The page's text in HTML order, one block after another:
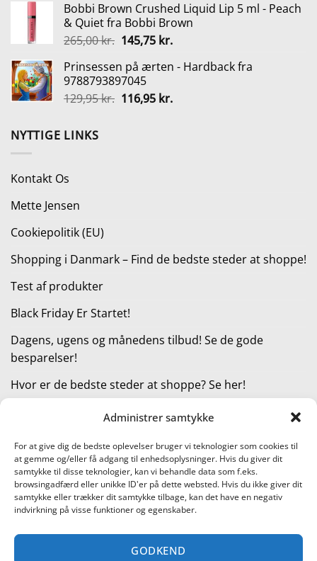
Administrer samtykke
For at give dig de bedste oplevelser bruger vi teknologier som cookies til
at gemme og/eller få adgang til enhedsoplysninger. Hvis du giver dit
samtykke til disse teknologier, kan vi behandle data som f.eks.
browsingadfærd eller unikke ID'er på dette websted. Hvis du ikke giver dit
samtykke eller trækker dit samtykke tilbage, kan det have en negativ
indvirkning på visse funktioner og egenskaber.
GODKEND
pris
var:
1.599,00 kr..
pris
er:
Bobbi Brown Crushed Liquid Lip 5 ml - Peach
& Quiet fra Bobbi Brown
265,00kr. Den
pris
var:
265,00 kr..
145,75 kr.Den
pris
145,75 kr..
Prinsessen på ærten - Hardback fra
9788793897045
129,95kr. Den
116,95 kr.Den
NYTTIGE LINKS
Kontakt Os
Mette Jensen
Cookiepolitik (EU)
Shopping i Danmark – Find de bedste steder at shoppe!
Test af produkter
Black Friday Er Startet!
Dagens, ugens og månedens tilbud! Se de gode
besparelser!
Hvor er de bedste steder at shoppe? Se her!
Kategorier
Læs vores guide til online shopping
PayPal Stripe